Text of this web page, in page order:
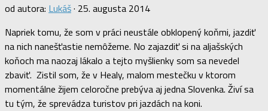
od autora: Lukáš· 25. augusta 2014
Napriek tomu, že som v práci neustále obklopený koňmi, jazdiť
na nich nanešťastie nemôžeme. No zajazdiť si na aljašských
koňoch ma naozaj lákalo a tejto myšlienky som sa nevedel
zbaviť. Zistil som, že v Healy, malom mestečku v ktorom
momentálne žijem celoročne prebýva aj jedna Slovenka. Živí sa
tu tým, že sprevádza turistov pri jazdách na koni.